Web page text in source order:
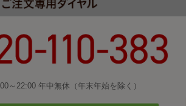
～22:00 年中無休（年末年始を除く）